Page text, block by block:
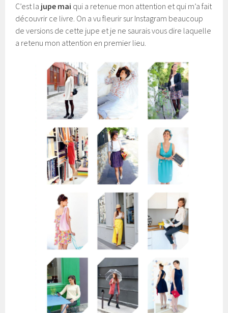
C’est la jupe mai qui a retenue mon attention et qui m’a fait
découvrir ce livre. On a vu fleurir sur Instagram beaucoup
de versions de cette jupe et je ne saurais vous dire laquelle
a retenu mon attention en premier lieu.